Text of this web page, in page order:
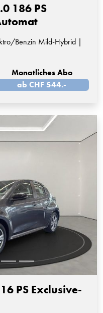
186 PS
Benzin Mild-Hybrid |
Monatliches Abo
ab CHF 544.-
PS Exclusive-